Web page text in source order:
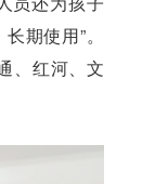
期使用”。
、红河、文